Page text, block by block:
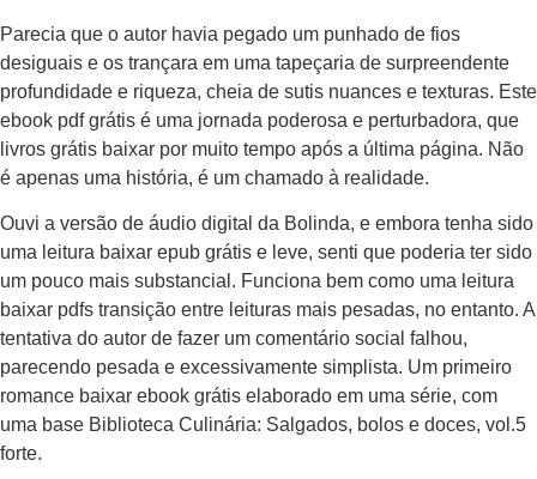
Parecia que o autor havia pegado um punhado de fios
desiguais e os trançara em uma tapeçaria de surpreendente
profundidade e riqueza, cheia de sutis nuances e texturas. Este
ebook pdf grátis é uma jornada poderosa e perturbadora, que
livros grátis baixar por muito tempo após a última página. Não
é apenas uma história, é um chamado à realidade.
Ouvi a versão de áudio digital da Bolinda, e embora tenha sido
uma leitura baixar epub grátis e leve, senti que poderia ter sido
um pouco mais substancial. Funciona bem como uma leitura
baixar pdfs transição entre leituras mais pesadas, no entanto. A
tentativa do autor de fazer um comentário social falhou,
parecendo pesada e excessivamente simplista. Um primeiro
romance baixar ebook grátis elaborado em uma série, com
uma base Biblioteca Culinária: Salgados, bolos e doces, vol.5
forte.